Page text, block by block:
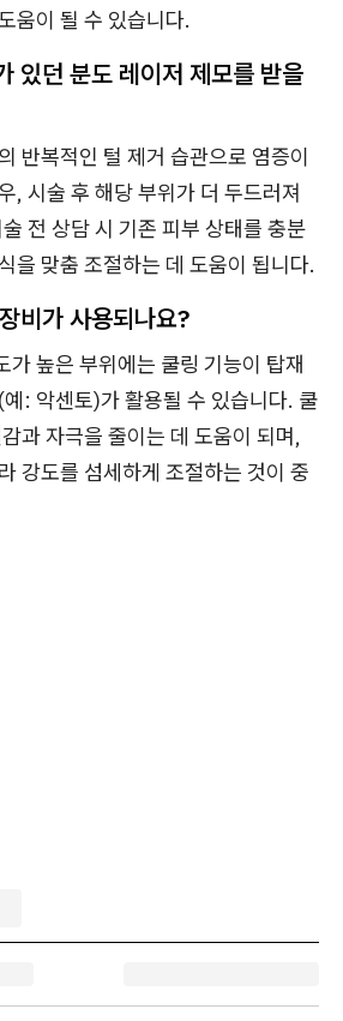
움이 될 수 있습니다.
있던 분도 레이저 제모를 받을
반복적인 털 제거 습관으로 염증이
, 시술 후 해당 부위가 더 두드러져
전 상담 시 기존 피부 상태를 충분
을 맞춤 조절하는 데 도움이 됩니다.
비가 사용되나요?
가 높은 부위에는 쿨링 기능이 탑재
: 악센토)가 활용될 수 있습니다. 쿨
과 자극을 줄이는 데 도움이 되며,
강도를 섬세하게 조절하는 것이 중